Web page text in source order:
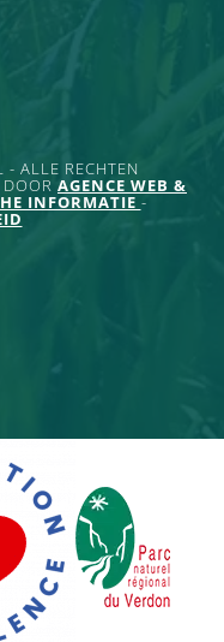
ALLE RECHTEN
DOOR AGENCE WEB &
INFORMATIE -